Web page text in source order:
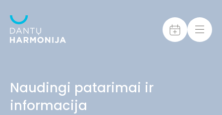
Naudingi patarimai ir
informacija